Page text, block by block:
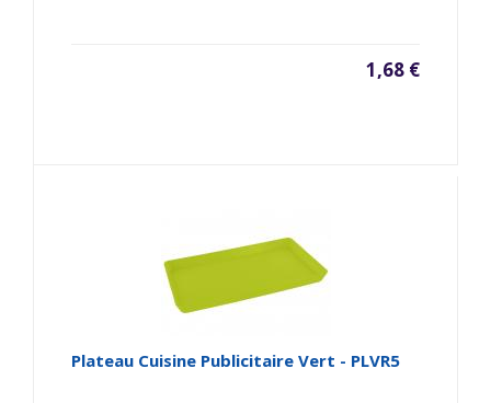
1,68 €
Plateau Cuisine Publicitaire Vert - PLVR5